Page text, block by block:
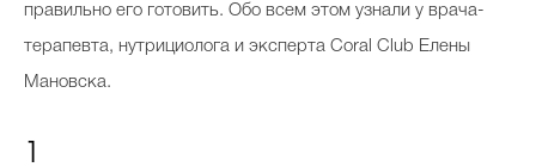
правильно его готовить. Обо всем этом узнали у врача-
терапевта, нутрициолога и эксперта Coral Club Елены
Мановска.